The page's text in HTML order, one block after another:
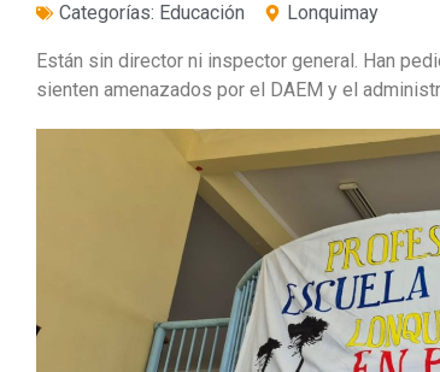
Categorías: Educación Lonquimay
Están sin director ni inspector general. Han
sienten amenazados por el DAEM y el